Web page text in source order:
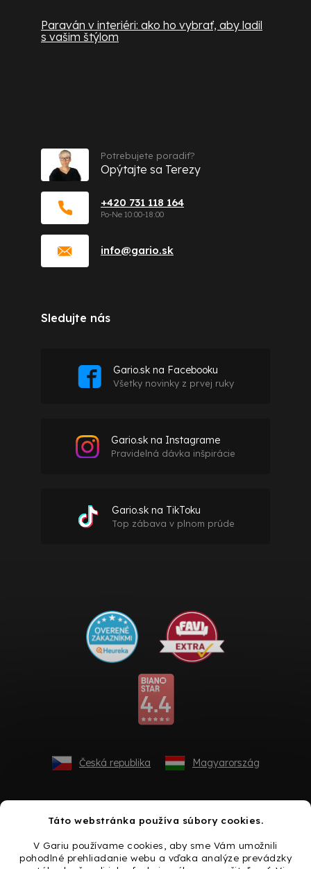
Táto webstránka používa súbory cookies.
V Gariu používame cookies, aby sme Vám umožnili
pohodlné prehliadanie webu a vďaka analýze prevádzky
Paraván v interiéri: ako ho vybrať, aby ladil
s vašim štýlom
info@gario.sk
+420 731 118 164
Potrebujete poradiť?
Opýtajte sa Terezy
Sledujte nás
Gario.sk na Facebooku
Všetky novinky z prvej ruky
Gario.sk na Instagrame
Pravidelná dávka inšpirácie
Gario.sk na TikToku
Top zábava v plnom prúde
Česká republika Magyarország